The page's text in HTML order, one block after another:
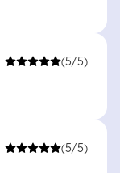
(5/5)
(5/5)